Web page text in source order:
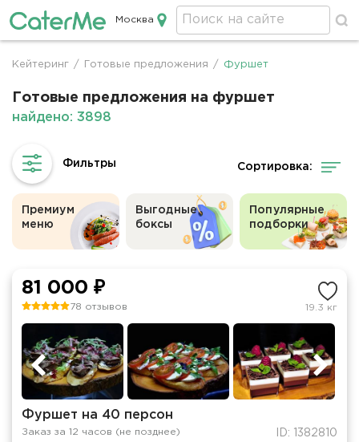
Кейтеринг в Москве
Москва
Строка
Кейтеринг / Готовые предложения / Фуршет
Готовые предложения на фуршет
найдено: 3898
Сортировка:
Премиум
меню
Выгодные
боксы
Популярные
подборки
81 000 ₽
78 отзывов 19.3 кг
Фуршет на 40 персон
Заказ за 12 часов (не позднее) ID: 1382810